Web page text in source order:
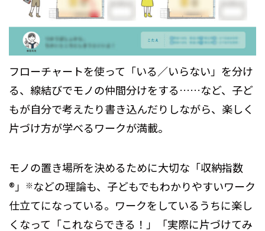
フローチャートを使って「いる／いらない」を分け
る、線結びでモノの仲間分けをする……など、子ど
もが自分で考えたり書き込んだりしながら、楽しく
片づけ方が学べるワークが満載。
モノの置き場所を決めるために大切な「収納指数
®」
※ などの理論も、子どもでもわかりやすいワーク
仕立てになっている。ワークをしているうちに楽し
くなって「これならできる！」「実際に片づけてみ